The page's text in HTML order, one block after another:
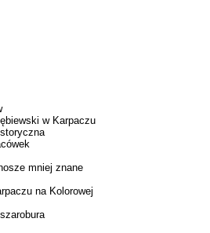
w Karpaczu
mniej znane
na Kolorowej